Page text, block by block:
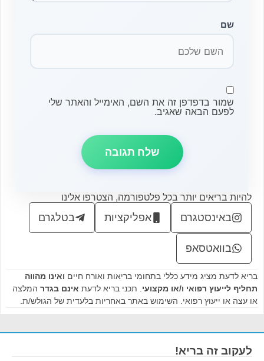
שם
שמור בדפדפן זה את השם, האימייל והאתר שלי
לפעם הבאה שאגיב.
להיות בריאים יותר בכל פלטפורמה, הצטרפו אלינו
באינסטגרם אפליקציות בטלגרם
בוואטסאפ
בריא לדעת מציג מידע כללי בתחומי בריאות ואורח חיים ואינו מהווה
תחליף לייעוץ רפואי ו/או מקצועי . תכני בריא לדעת אינם בגדר המלצה
או עצה או ייעוץ רפואי. השימוש באתר באחריות בלעדית של הגולש/ת.
לעקוב זה בריא!